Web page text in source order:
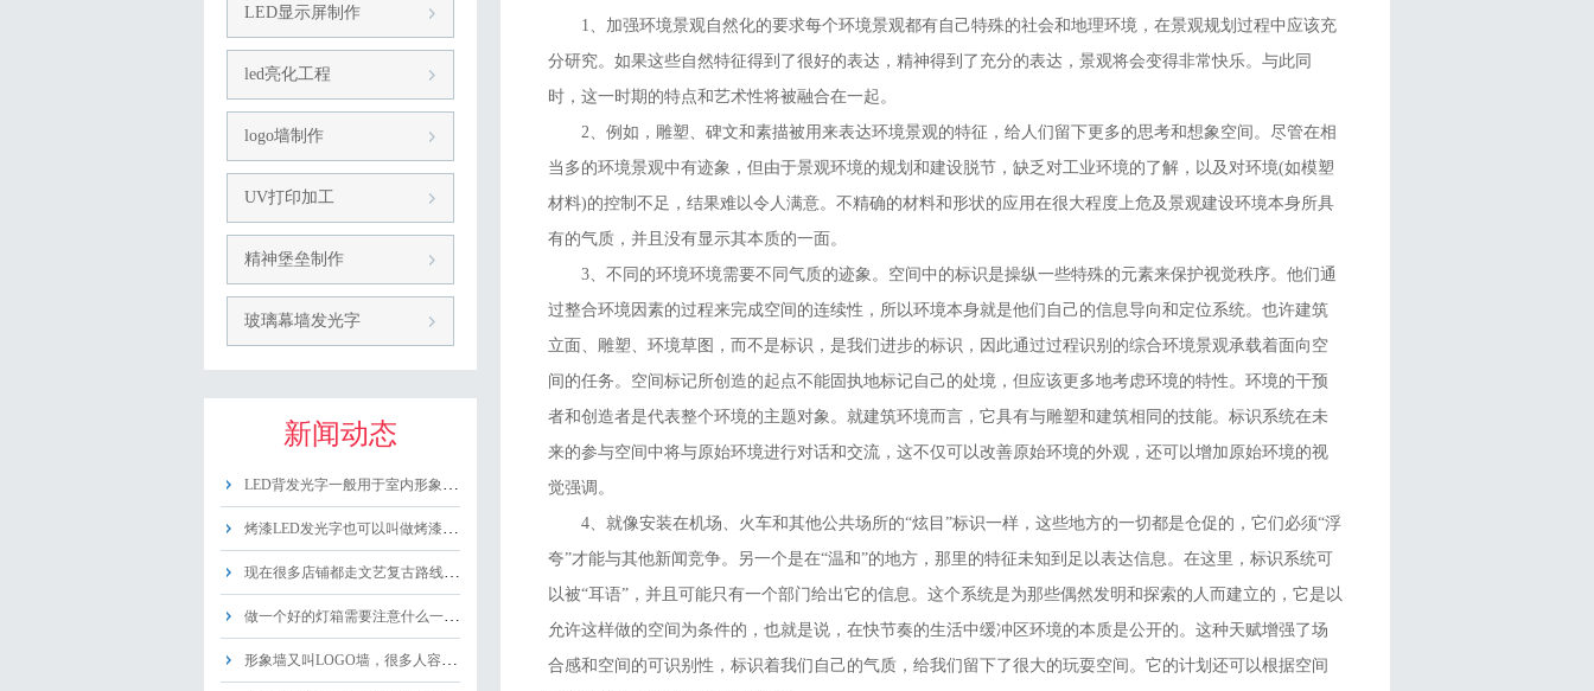
LED显示屏制作
led亮化工程
logo墙制作
UV打印加工
精神堡垒制作
玻璃幕墙发光字
新闻动态
LED背发光字一般用于室内形象墙，一般有......
烤漆LED发光字也可以叫做烤漆字或者LE......
现在很多店铺都走文艺复古路线，他们的店招......
做一个好的灯箱需要注意什么一、首先需要考......
形象墙又叫LOGO墙，很多人容易把形象当......
1、加强环境景观自然化的要求每个环境景观都有自己特殊的社会和地理环境，在景观规划过程中应该充
分研究。如果这些自然特征得到了很好的表达，精神得到了充分的表达，景观将会变得非常快乐。与此同
时，这一时期的特点和艺术性将被融合在一起。
2、例如，雕塑、碑文和素描被用来表达环境景观的特征，给人们留下更多的思考和想象空间。尽管在相
当多的环境景观中有迹象，但由于景观环境的规划和建设脱节，缺乏对工业环境的了解，以及对环境(如模塑
材料)的控制不足，结果难以令人满意。不精确的材料和形状的应用在很大程度上危及景观建设环境本身所具
有的气质，并且没有显示其本质的一面。
3、不同的环境环境需要不同气质的迹象。空间中的标识是操纵一些特殊的元素来保护视觉秩序。他们通
过整合环境因素的过程来完成空间的连续性，所以环境本身就是他们自己的信息导向和定位系统。也许建筑
立面、雕塑、环境草图，而不是标识，是我们进步的标识，因此通过过程识别的综合环境景观承载着面向空
间的任务。空间标记所创造的起点不能固执地标记自己的处境，但应该更多地考虑环境的特性。环境的干预
者和创造者是代表整个环境的主题对象。就建筑环境而言，它具有与雕塑和建筑相同的技能。标识系统在未
来的参与空间中将与原始环境进行对话和交流，这不仅可以改善原始环境的外观，还可以增加原始环境的视
觉强调。
4、就像安装在机场、火车和其他公共场所的“炫目”标识一样，这些地方的一切都是仓促的，它们必须“浮
夸”才能与其他新闻竞争。另一个是在“温和”的地方，那里的特征未知到足以表达信息。在这里，标识系统可
以被“耳语”，并且可能只有一个部门给出它的信息。这个系统是为那些偶然发明和探索的人而建立的，它是以
允许这样做的空间为条件的，也就是说，在快节奏的生活中缓冲区环境的本质是公开的。这种天赋增强了场
合感和空间的可识别性，标识着我们自己的气质，给我们留下了很大的玩耍空间。它的计划还可以根据空间